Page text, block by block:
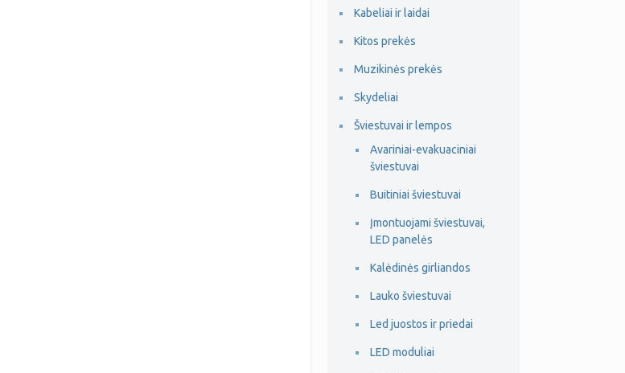
Kabeliai ir laidai
Kitos prekės
Muzikinės prekės
Skydeliai
Šviestuvai ir lempos
Avariniai-evakuaciniai
šviestuvai
Buitiniai šviestuvai
Įmontuojami šviestuvai,
LED panelės
Kalėdinės girliandos
Lauko šviestuvai
Led juostos ir priedai
LED moduliai